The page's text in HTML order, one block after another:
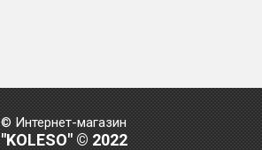
© Интернет-магазин
"KOLESO" © 2022